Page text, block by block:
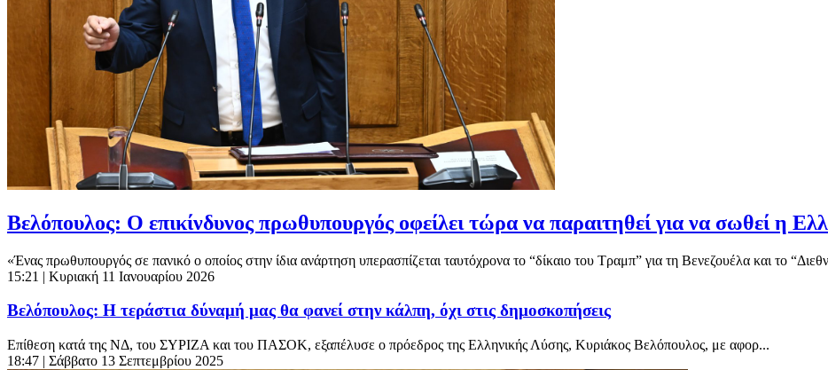
Βελόπουλος: Ο επικίνδυνος πρωθυπουργός οφείλει τώρα να παραιτηθεί για να σωθεί η
«Ένας πρωθυπουργός σε πανικό ο οποίος στην ίδια ανάρτηση υπερασπίζεται ταυτόχρονα το “δίκαιο του Τραμπ” για τη Βενεζουέλα και το
15:21 | Κυριακή 11 Ιανουαρίου 2026
Βελόπουλος: Η τεράστια δύναμή μας θα φανεί στην κάλπη, όχι στις δημοσκοπήσεις
Επίθεση κατά της ΝΔ, του ΣΥΡΙΖΑ και του ΠΑΣΟΚ, εξαπέλυσε ο πρόεδρος της Ελληνικής Λύσης, Κυριάκος Βελόπουλος, με αφορ...
18:47 | Σάββατο 13 Σεπτεμβρίου 2025